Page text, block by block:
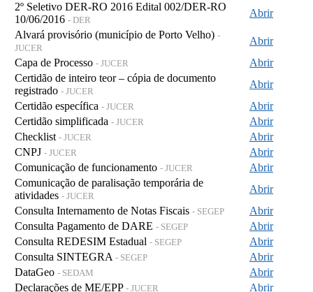
2º Seletivo DER-RO 2016 Edital 002/DER-RO
10/06/2016 - DER
Abrir
Alvará provisório (município de Porto Velho) -
JUCER
Abrir
Capa de Processo - JUCER
Abrir
Certidão de inteiro teor – cópia de documento
registrado - JUCER
Abrir
Certidão específica - JUCER
Abrir
Certidão simplificada - JUCER
Abrir
Checklist - JUCER
Abrir
CNPJ - JUCER
Abrir
Comunicação de funcionamento - JUCER
Abrir
Comunicação de paralisação temporária de
atividades - JUCER
Abrir
Consulta Internamento de Notas Fiscais - SEGEP
Abrir
Consulta Pagamento de DARE - SEGEP
Abrir
Consulta REDESIM Estadual - SEGEP
Abrir
Consulta SINTEGRA - SEGEP
Abrir
DataGeo - SEDAM
Abrir
Declarações de ME/EPP - JUCER Abrir